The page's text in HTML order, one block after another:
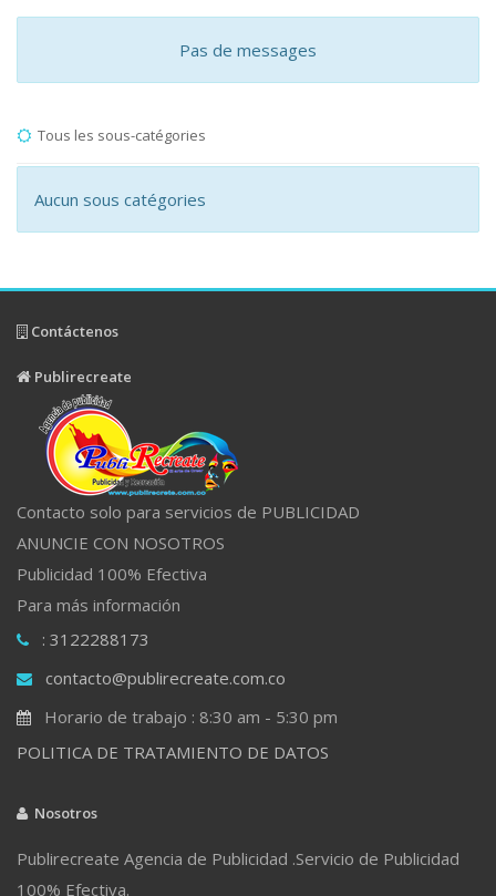
Pas de messages
Tous les sous-catégories
Aucun sous catégories
Contáctenos
Publirecreate
Contacto solo para servicios de PUBLICIDAD
ANUNCIE CON NOSOTROS
Publicidad 100% Efectiva
Para más información
: 3122288173
contacto@publirecreate.com.co
Horario de trabajo : 8:30 am - 5:30 pm
POLITICA DE TRATAMIENTO DE DATOS
Nosotros
Publirecreate Agencia de Publicidad .Servicio de Publicidad
100% Efectiva.